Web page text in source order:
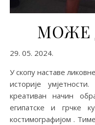
МОЖЕ
29. 05. 2024.
У скопу наставе
историје
креативан начин
египатске и грчке
костимографијом .